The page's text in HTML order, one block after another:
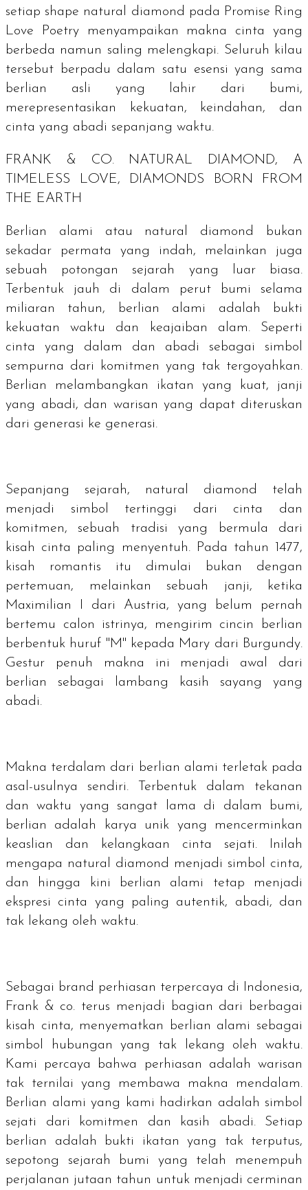
setiap shape natural diamond pada Promise Ring
Love Poetry menyampaikan makna cinta yang
berbeda namun saling melengkapi. Seluruh kilau
tersebut berpadu dalam satu esensi yang sama
berlian asli yang lahir dari bumi,
merepresentasikan kekuatan, keindahan, dan
cinta yang abadi sepanjang waktu.
FRANK & CO.NATURAL DIAMOND, A
TIMELESS LOVE, DIAMONDS BORN FROM
THE EARTH
Berlian alami atau natural diamond
bukan
sekadar permata yang indah, melainkan juga
sebuah potongan sejarah yang luar biasa.
Terbentuk jauh di dalam perut bumi selama
miliaran tahun, berlian alami adalah bukti
kekuatan waktu dan keajaiban alam. Seperti
cinta yang dalam dan abadi sebagai simbol
sempurna dari komitmen yang tak tergoyahkan.
Berlian melambangkan ikatan yang kuat, janji
yang abadi, dan warisan yang dapat diteruskan
dari generasi ke generasi.
Sepanjang sejarah, natural diamond
telah
menjadi simbol tertinggi dari cinta dan
komitmen, sebuah tradisi yang bermula dari
kisah cinta paling menyentuh. Pada tahun 1477,
kisah romantis itu dimulai bukan dengan
pertemuan, melainkan sebuah janji, ketika
Maximilian I dari Austria, yang belum pernah
bertemu calon istrinya, mengirim cincin berlian
berbentuk huruf "M" kepada Mary dari Burgundy.
Gestur penuh makna ini menjadi awal dari
berlian sebagai lambang kasih sayang yang
abadi.
Makna terdalam dari berlian alami terletak pada
asal-usulnya sendiri. Terbentuk dalam tekanan
dan waktu yang sangat lama di dalam bumi,
berlian adalah karya unik yang mencerminkan
keaslian dan kelangkaan cinta sejati. Inilah
mengapa natural diamond menjadi simbol cinta,
dan hingga kini berlian alami tetap menjadi
ekspresi cinta yang paling autentik, abadi, dan
tak lekang oleh waktu.
Sebagai brand perhiasan terpercaya di Indonesia,
Frank & co. terus menjadi bagian dari berbagai
kisah cinta, menyematkan berlian alami sebagai
simbol hubungan yang tak lekang oleh waktu.
Kami percaya bahwa perhiasan adalah warisan
tak ternilai yang membawa makna mendalam.
Berlian alami yang kami hadirkan adalah simbol
sejati dari komitmen dan kasih abadi. Setiap
berlian adalah bukti ikatan yang tak terputus,
sepotong sejarah bumi yang telah menempuh
perjalanan jutaan tahun untuk menjadi cerminan